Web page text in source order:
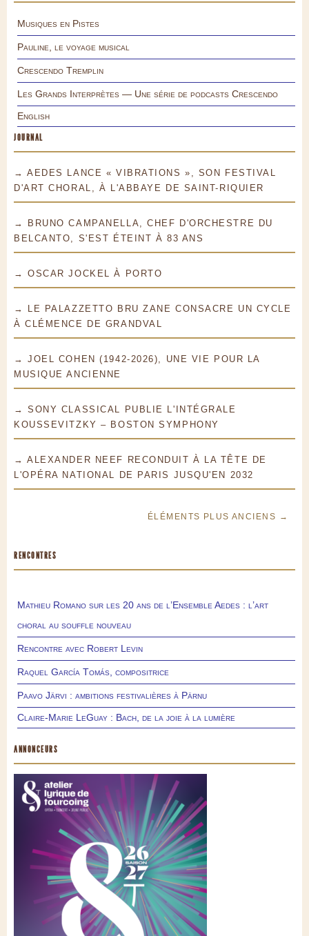
Musiques en Pistes
Pauline, le voyage musical
Crescendo Tremplin
Les Grands Interprètes — Une série de podcasts Crescendo
English
JOURNAL
→ AEDES LANCE « VIBRATIONS », SON FESTIVAL
D'ART CHORAL, À L'ABBAYE DE SAINT-RIQUIER
→ BRUNO CAMPANELLA, CHEF D'ORCHESTRE DU
BELCANTO, S'EST ÉTEINT À 83 ANS
→ OSCAR JOCKEL À PORTO
→ LE PALAZZETTO BRU ZANE CONSACRE UN CYCLE
À CLÉMENCE DE GRANDVAL
→ JOEL COHEN (1942-2026), UNE VIE POUR LA
MUSIQUE ANCIENNE
→ SONY CLASSICAL PUBLIE L'INTÉGRALE
KOUSSEVITZKY – BOSTON SYMPHONY
→ ALEXANDER NEEF RECONDUIT À LA TÊTE DE
L'OPÉRA NATIONAL DE PARIS JUSQU'EN 2032
ÉLÉMENTS PLUS ANCIENS →
RENCONTRES
Mathieu Romano sur les 20 ans de l’Ensemble Aedes : l’art
choral au souffle nouveau
Rencontre avec Robert Levin
Raquel García Tomás, compositrice
Paavo Järvi : ambitions festivalières à Pärnu
Claire-Marie LeGuay : Bach, de la joie à la lumière
ANNONCEURS